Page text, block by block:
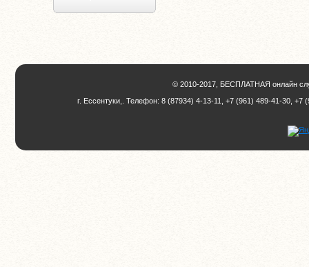
© 2010-2017, БЕСПЛАТНАЯ онлайн
г. Ессентуки,. Телефон: 8 (87934) 4-13-11, +7 (961) 489-41-30,